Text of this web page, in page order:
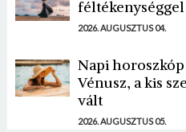
2026. AUGUSZTUS 04.
Napi horoszkóp
Vénusz, a kis
vált
2026. AUGUSZTUS 05.